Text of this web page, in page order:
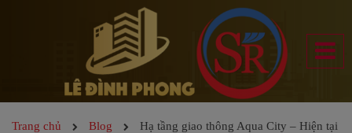
Trang chủ Blog
Hạ tầng giao thông Aqua City – Hiện tại